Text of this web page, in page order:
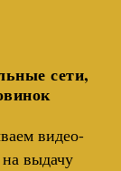
сети,
видео-
выдачу